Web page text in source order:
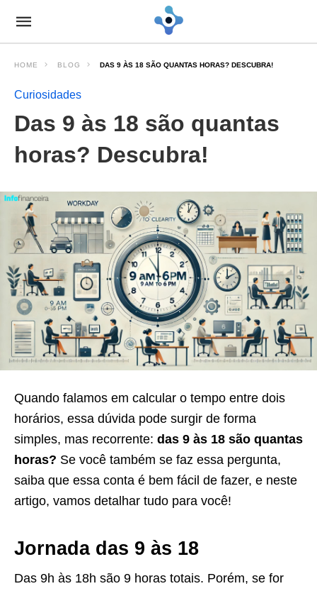
HOME BLOG DAS 9 ÀS 18 SÃO QUANTAS HORAS? DESCUBRA!
Curiosidades
Das 9 às 18 são quantas
horas? Descubra!
Quando falamos em calcular o tempo entre dois
horários, essa dúvida pode surgir de forma
simples, mas recorrente: das 9 às 18 são quantas
horas? Se você também se faz essa pergunta,
saiba que essa conta é bem fácil de fazer, e neste
artigo, vamos detalhar tudo para você!
Jornada das 9 às 18
Das 9h às 18h são 9 horas totais. Porém, se for